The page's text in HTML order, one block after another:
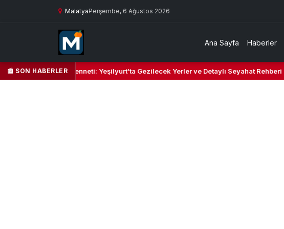
MalatyaPerşembe, 6 Ağustos 2026
Ana Sayfa Haberler
📰 SON HABERLER
Kalbi ve Kültür Cenneti: Yeşilyurt’ta Gezilecek Yerler ve Detaylı Seyahat Rehberi ◆